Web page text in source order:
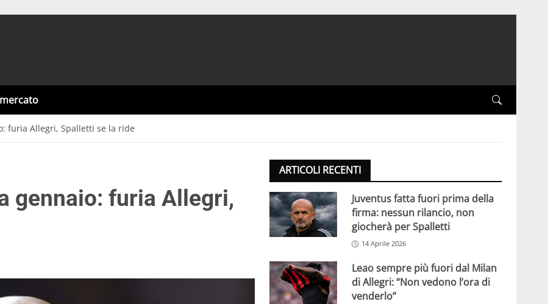
furia Allegri, Spalletti se la ride
gennaio: furia Allegri,
ARTICOLI RECENTI
Juventus fatta fuori prima della
firma: nessun rilancio, non
giocherà per Spalletti
14 Aprile 2026
Leao sempre più fuori dal Milan
di Allegri: “Non vedono l’ora di
venderlo”